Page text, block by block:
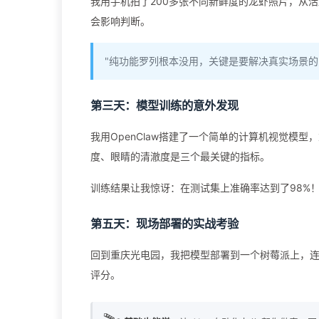
会影响判断。
"纯功能罗列根本没用，关键是要解决真实场
第三天：模型训练的意外发现
我用OpenClaw搭建了一个简单的计算机视觉模型
度、眼睛的清澈度是三个最关键的指标。
训练结果让我惊讶：在测试集上准确率达到了98%
第五天：现场部署的实战考验
回到重庆光电园，我把模型部署到一个树莓派上，
评分。